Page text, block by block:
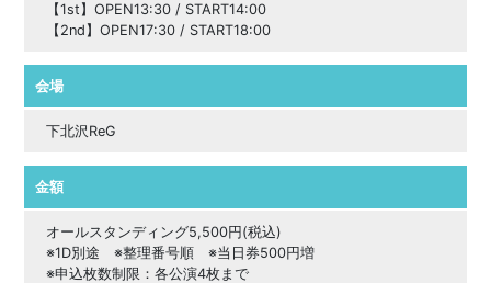
【1st】OPEN13:30 / START14:00
【2nd】OPEN17:30 / START18:00
会場
下北沢ReG
金額
オールスタンディング5,500円(税込)
※1D別途 ※整理番号順 ※当日券500円増
※申込枚数制限：各公演4枚まで